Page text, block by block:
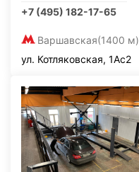
+7 (495) 182-17-65
Варшавская(1400 м)
ул. Котляковская, 1Ас2